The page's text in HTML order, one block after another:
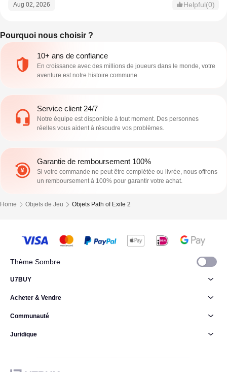
Aug 02, 2026 Helpful(0)
Pourquoi nous choisir ?
10+ ans de confiance
En croissance avec des millions de joueurs dans le monde, votre
aventure est notre histoire commune.
Service client 24/7
Notre équipe est disponible à tout moment. Des personnes
réelles vous aident à résoudre vos problèmes.
Garantie de remboursement 100%
Si votre commande ne peut être complétée ou livrée, nous offrons
un remboursement à 100% pour garantir votre achat.
Home Objets de Jeu Objets Path of Exile 2
Thème Sombre
U7BUY
Acheter & Vendre
Communauté
Juridique